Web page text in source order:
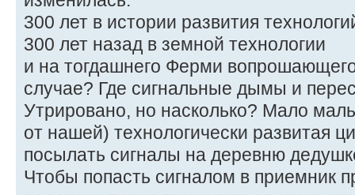
300 лет в истории развития
300 лет назад в земной технологии
и на тогдашнего Ферми
случае? Где сигнальные дымы и
Утрировано, но насколько? Мало
от нашей) технологически развитая
посылать сигналы на деревню
Чтобы попасть сигналом в приемник